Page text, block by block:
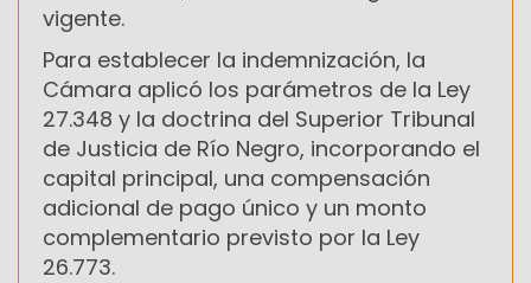
vigente.
Para establecer la indemnización, la
Cámara aplicó los parámetros de la Ley
27.348 y la doctrina del Superior Tribunal
de Justicia de Río Negro, incorporando el
capital principal, una compensación
adicional de pago único y un monto
complementario previsto por la Ley
26.773.